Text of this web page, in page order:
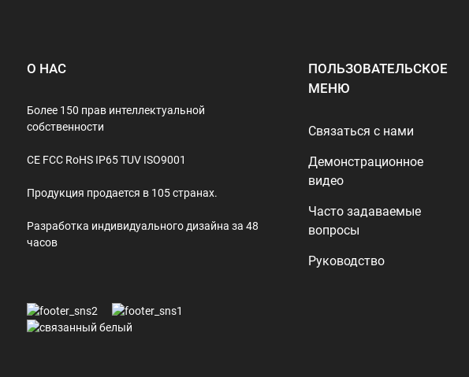
О НАС
Более 150 прав интеллектуальной
собственности
CE FCC RoHS IP65 TUV ISO9001
Продукция продается в 105 странах.
Разработка индивидуального дизайна за 48
часов
ПОЛЬЗОВАТЕЛЬСКОЕ
МЕНЮ
Связаться с нами
Демонстрационное
видео
Часто задаваемые
вопросы
Руководство